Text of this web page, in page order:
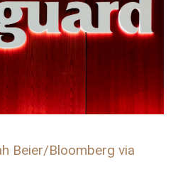
Beier/Bloomberg via